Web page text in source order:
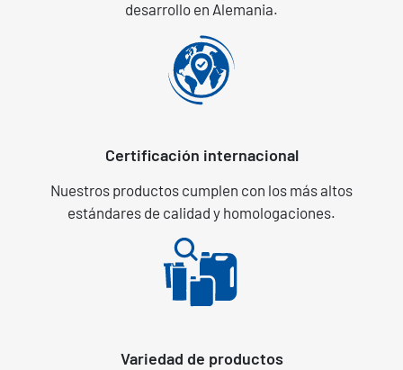
desarrollo en Alemania.
Certificación internacional
Nuestros productos cumplen con los más altos
estándares de calidad y homologaciones.
Variedad de productos